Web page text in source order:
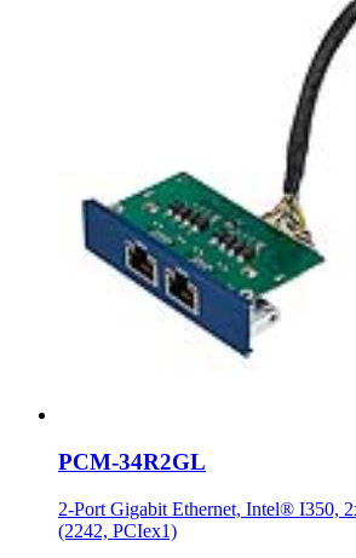
PCM-34R2GL
2-Port Gigabit Ethernet, Intel® I350,
(2242, PCIex1)